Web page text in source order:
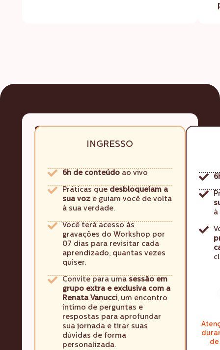
Qual
passo
sua
Na
sua
expressão,
pode
escolher
deseja
caminhar.
INGRESSO
Premium
6h de conteúdoao vivo
Práticas que desbloqueiam a
sua voze guiam você de volta
à sua verdade.
Você terá acesso às
gravações do Workshop por
07 dias para revisitar cada
aprendizado, quantas vezes
quiser.
Convite para uma sessão em
grupo extra e exclusiva com a
Renata Vanucci, um encontro
íntimo de perguntas e
respostas para aprofundar
sua jornada e tirar suas
dúvidas de forma
personalizada.
à
de